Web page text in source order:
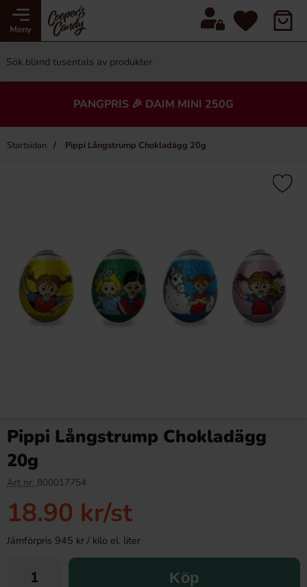
Meny
PANGPRIS 🎉 DAIM MINI 250G
Startsidan Pippi Långstrump Chokladägg 20g
Pippi Långstrump Chokladägg
20g
Art nr: 800017754
18.90 kr/st
Jämförpris 945 kr / kilo el. liter
Köp